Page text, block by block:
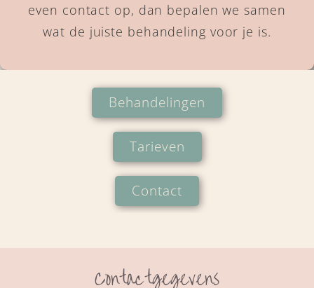
even contact op, dan bepalen we samen
wat de juiste behandeling voor je is.
Behandelingen
Tarieven
Contact
Contactgegevens